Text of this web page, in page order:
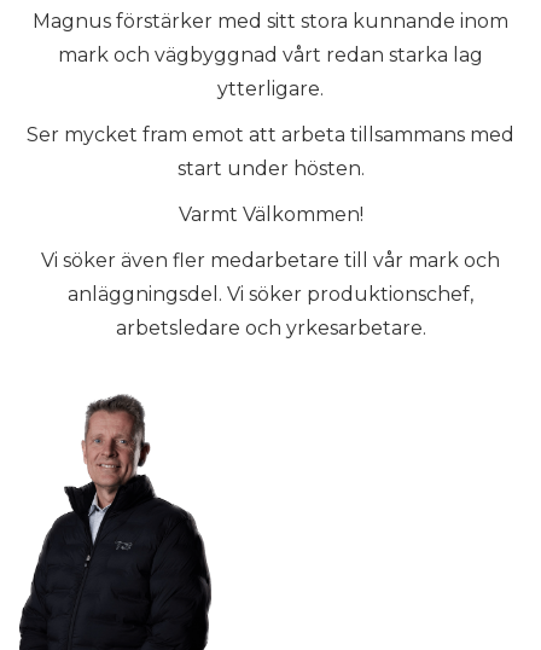
Magnus förstärker med sitt stora kunnande inom
mark och vägbyggnad vårt redan starka lag
ytterligare.
Ser mycket fram emot att arbeta tillsammans med
start under hösten.
Varmt Välkommen!
Vi söker även fler medarbetare till vår mark och
anläggningsdel. Vi söker produktionschef,
arbetsledare och yrkesarbetare.